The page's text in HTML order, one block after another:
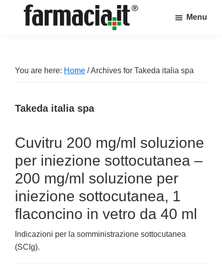
sul
farmacia
Menu
You are here: Home /Archives for Takeda italia spa
Takeda italia spa
Cuvitru 200 mg/ml soluzione
per iniezione sottocutanea –
200 mg/ml soluzione per
iniezione sottocutanea, 1
flaconcino in vetro da 40 ml
Indicazioni per la somministrazione sottocutanea
(SCIg).